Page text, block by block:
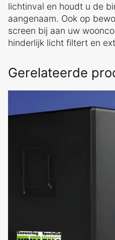
lichtinval en houdt u de
aangenaam. Ook op
screen bij aan uw
hinderlijk licht filtert en
Gerelateerde